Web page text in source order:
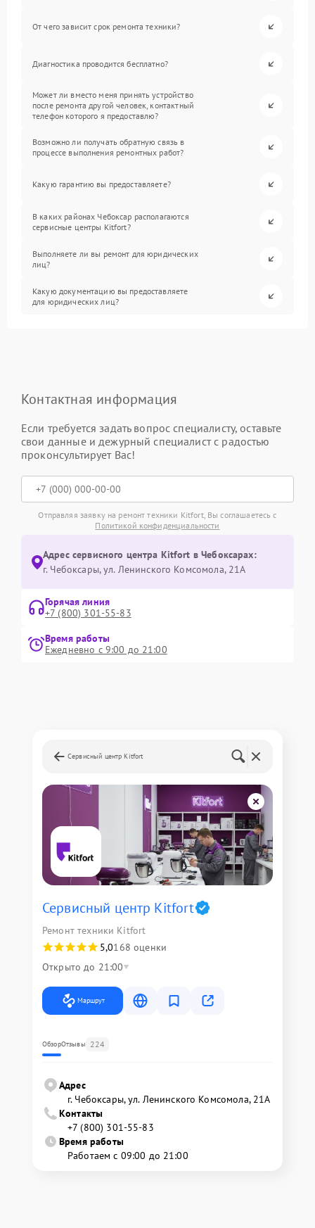
От чего зависит срок ремонта техники?
Диагностика проводится бесплатно?
Может ли вместо меня принять устройство
после ремонта другой человек, контактный
телефон которого я предоставлю?
Возможно ли получать обратную связь в
процессе выполнения ремонтных работ?
Какую гарантию вы предоставляете?
В каких районах Чебоксар располагаются
сервисные центры Kitfort?
Выполняете ли вы ремонт для юридических
лиц?
Какую документацию вы предоставляете
для юридических лиц?
Контактная информация
Если требуется задать вопрос специалисту, оставьте
свои данные и дежурный специалист с радостью
проконсультирует Вас!
Отправляя заявку на ремонт техники Kitfort, Вы соглашаетесь с
Политикой конфиденциальности
Адрес сервисного центра Kitfort в Чебоксарах:
г. Чебоксары, ул. Ленинского Комсомола, 21А
Горячая линия
+7 (800) 301-55-83
Время работы
Ежедневно с 9:00 до 21:00
Сервисный центр Kitfort
Сервисный центр Kitfort
Ремонт техники Kitfort
5,0168 оценки
Открыто до 21:00
Маршрут
ОбзорОтзывы 224
Адрес
г. Чебоксары, ул. Ленинского Комсомола, 21А
Контакты
+7 (800) 301-55-83
Время работы
Работаем с 09:00 до 21:00